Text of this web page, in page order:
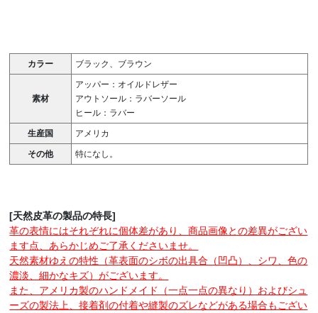
カラー ブラック、ブラウン
素材
アッパー：オイルドレザー
アウトソール：ラバーソール
ヒール：ラバー
生産国 アメリカ
その他 特になし。
[天然皮革の製品の特長]
革の表情にはそれぞれに個体差があり、商品画像との差異がござい
ます点、あらかじめご了承くださいませ。
天然素材ゆえの特性（革表面のシボの出具合（凹凸）、シワ、色の
濃淡、細かなキズ）がございます。
また、アメリカ製のハンドメイド（一点一点の異なり）およびシュ
ーズの製法上、接着剤の付着や縫製のズレなどがある場合もござい